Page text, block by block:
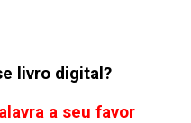
livro digital?
a seu favor